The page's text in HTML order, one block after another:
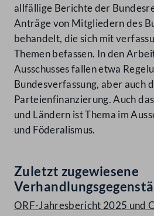
allfällige Berichte der
Anträge von Mitgliedern des
behandelt, die sich mit
Themen befassen. In den
Ausschusses fallen etwa
Bundesverfassung, aber auch
Parteienfinanzierung. Auch
und Ländern ist Thema im
und Föderalismus.
Zuletzt zugewiesene
ORF-Jahresbericht 2025 und